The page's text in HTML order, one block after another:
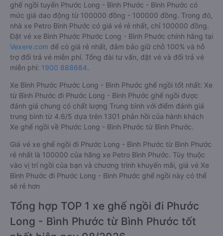
ghế ngồi tuyến Phước Long - Bình Phước - Bình Phước có
mức giá dao động từ 100000 đồng - 100000 đồng. Trong đó,
nhà xe Petro Bình Phước có giá vé rẻ nhất, chỉ 100000 đồng.
Đặt vé xe Bình Phước Phước Long - Bình Phước chính hãng tại
Vexere.com để có giá rẻ nhất, đảm bảo giữ chỗ 100% và hỗ
trợ đổi trả vé miễn phí. Tổng đài tư vấn, đặt vé và đổi trả vé
miễn phí: 1900 888684.
Xe Bình Phước Phước Long - Bình Phước ghế ngồi tốt nhất: Xe
từ Bình Phước đi Phước Long - Bình Phước ghế ngồi được
đánh giá chung có chất lượng Trung bình với điểm đánh giá
trung bình từ 4.6/5 dựa trên 1301 phản hồi của hành khách
Xe ghế ngồi về Phước Long - Bình Phước từ Bình Phước.
Giá vé xe ghế ngồi đi Phước Long - Bình Phước từ Bình Phước
rẻ nhất là 100000 của hãng xe Petro Bình Phước. Tùy thuộc
vào vị trí ngồi của bạn và chương trình khuyến mãi, giá vé Xe
Bình Phước đi Phước Long - Bình Phước ghế ngồi này có thể
sẽ rẻ hơn
Tổng hợp TOP 1 xe ghế ngồi đi Phước
Long - Bình Phước từ Bình Phước tốt